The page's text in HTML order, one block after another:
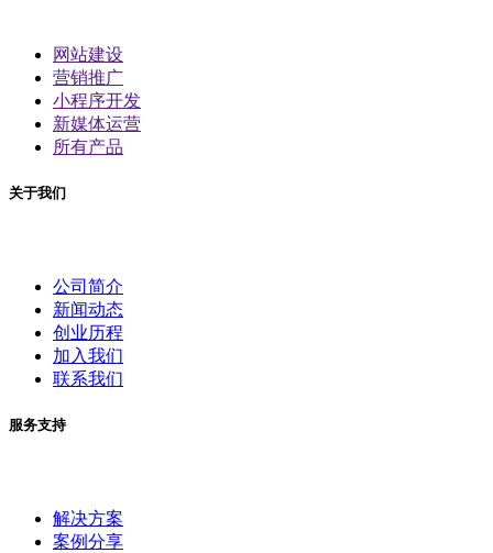
网站建设
营销推广
小程序开发
新媒体运营
所有产品
关于我们
公司简介
新闻动态
创业历程
加入我们
联系我们
服务支持
解决方案
案例分享